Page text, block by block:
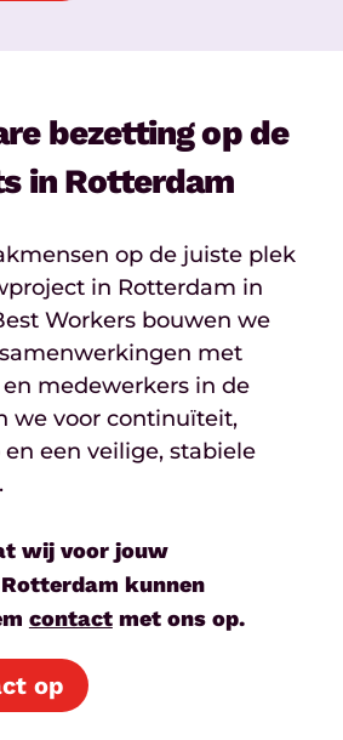
bezetting op de
in Rotterdam
op de juiste plek
in Rotterdam in
Workers bouwen we
met
medewerkers in de
we voor continuïteit,
een veilige, stabiele
wij voor jouw
kunnen
contactmet ons op.
op